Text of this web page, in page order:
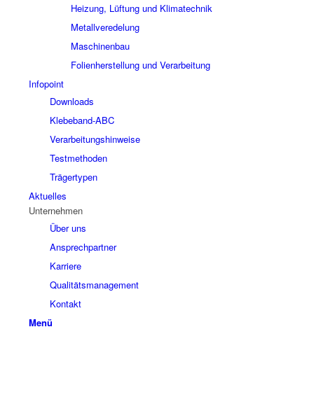
Heizung, Lüftung und Klimatechnik
Metallveredelung
Maschinenbau
Folienherstellung und Verarbeitung
Infopoint
Downloads
Klebeband-ABC
Verarbeitungshinweise
Testmethoden
Trägertypen
Aktuelles
Unternehmen
Über uns
Ansprechpartner
Karriere
Qualitätsmanagement
Kontakt
Menü